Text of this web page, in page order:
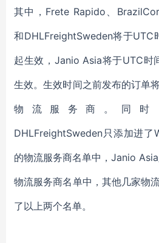
其中，Frete Rapido、
和DHLFreightSweden将于
起生效，Janio Asia将于UTC
生效。生效时间之前发布的订单
物流服务商。同时，
DHLFreightSweden只添加进了
的物流服务商名单中，Janio
物流服务商名单中，其他几家物
了以上两个名单。